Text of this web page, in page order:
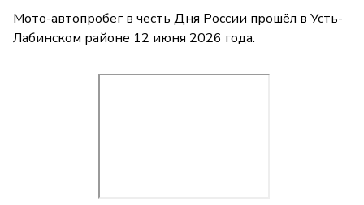
Мото-автопробег в честь Дня России прошёл в Усть-
Лабинском районе 12 июня 2026 года.